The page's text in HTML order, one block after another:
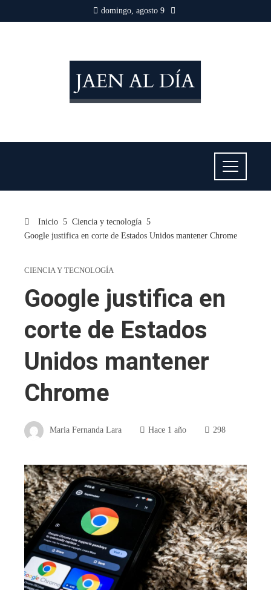
domingo, agosto 9
Inicio
Ciencia y tecnología
Google justifica en corte de Estados Unidos mantener Chrome
CIENCIA Y TECNOLOGÍA
Google justifica en
corte de Estados
Unidos mantener
Chrome
Maria Fernanda Lara Hace 1 año 298